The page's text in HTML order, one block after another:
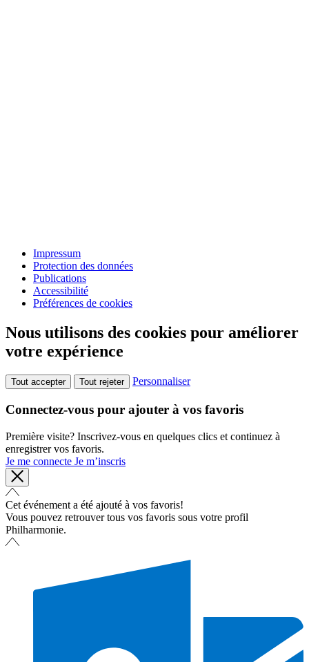
Impressum
Protection des données
Publications
Accessibilité
Préférences de cookies
Nous utilisons des cookies pour améliorer
votre expérience
Tout accepter Tout rejeter Personnaliser
Connectez-vous pour ajouter à vos favoris
Première visite? Inscrivez-vous en quelques clics et continuez à
enregistrer vos favoris.
Je me connecte Je m’inscris
Cet événement a été ajouté à vos favoris!
Vous pouvez retrouver tous vos favoris sous votre profil
Philharmonie.